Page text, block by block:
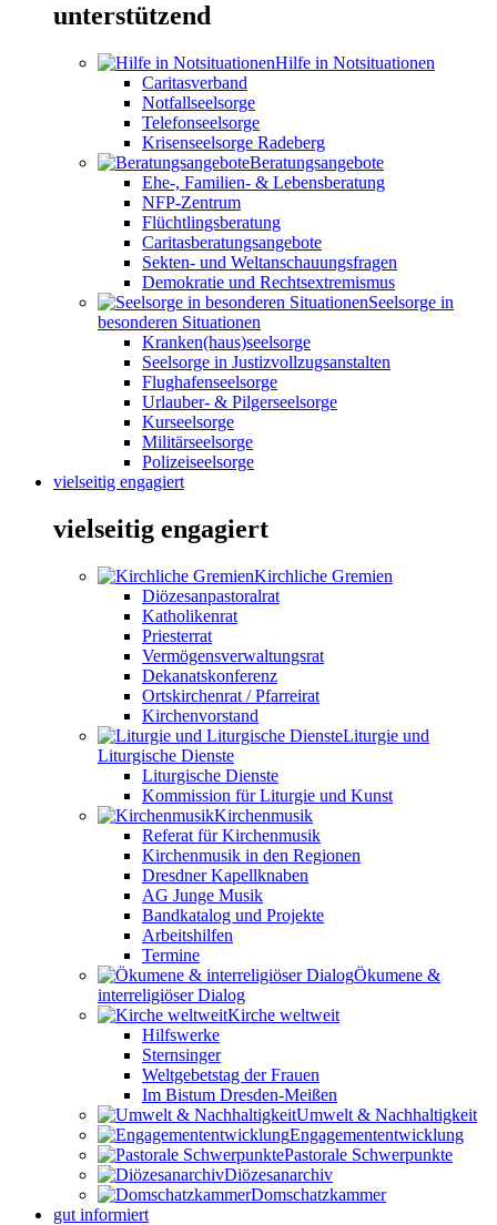
unterstützend
Hilfe in Notsituationen
Caritasverband
Notfallseelsorge
Telefonseelsorge
Krisenseelsorge Radeberg
Beratungsangebote
Ehe-, Familien- & Lebensberatung
NFP-Zentrum
Flüchtlingsberatung
Caritasberatungsangebote
Sekten- und Weltanschauungsfragen
Demokratie und Rechtsextremismus
Seelsorge in
besonderen Situationen
Kranken(haus)seelsorge
Seelsorge in Justizvollzugsanstalten
Flughafenseelsorge
Urlauber- & Pilgerseelsorge
Kurseelsorge
Militärseelsorge
Polizeiseelsorge
vielseitig engagiert
vielseitig engagiert
Kirchliche Gremien
Diözesanpastoralrat
Katholikenrat
Priesterrat
Vermögensverwaltungsrat
Dekanatskonferenz
Ortskirchenrat / Pfarreirat
Kirchenvorstand
Liturgie und
Liturgische Dienste
Liturgische Dienste
Kommission für Liturgie und Kunst
Kirchenmusik
Referat für Kirchenmusik
Kirchenmusik in den Regionen
Dresdner Kapellknaben
AG Junge Musik
Bandkatalog und Projekte
Arbeitshilfen
Termine
Ökumene &
interreligiöser Dialog
Kirche weltweit
Hilfswerke
Sternsinger
Weltgebetstag der Frauen
Im Bistum Dresden-Meißen
Umwelt & Nachhaltigkeit
Engagemententwicklung
Pastorale Schwerpunkte
Diözesanarchiv
Domschatzkammer
gut informiert